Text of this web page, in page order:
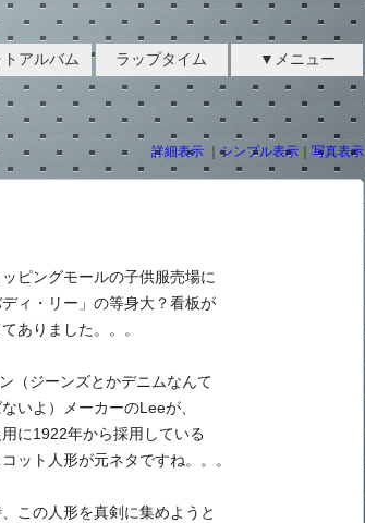
トアルバム ラップタイム ▼メニュー
詳細表示 シンプル表示 写真表示
ピングモールの子供服売場に
ディ・リー」の等身大？看板が
ありました。。。
（ジーンズとかデニムなんて
いよ）メーカーのLeeが、
に1922年から採用している
ット人形が元ネタですね。。。
この人形を真剣に集めようと